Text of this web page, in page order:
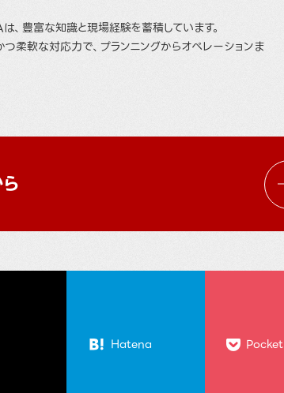
、豊富な知識と現場経験を蓄積しています。
柔軟な対応力で、プランニングからオペレーションま
Hatena Pocket